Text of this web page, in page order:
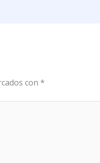
con *